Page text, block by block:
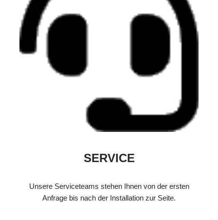
SERVICE
Unsere Serviceteams stehen Ihnen von der ersten
Anfrage bis nach der Installation zur Seite.